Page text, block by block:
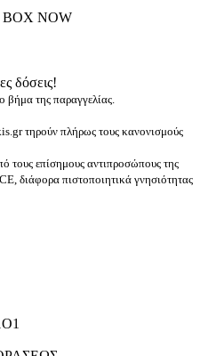
BOX NOW
δόσεις!
βήμα της παραγγελίας.
τηρούν πλήρως τους κανονισμούς
τους επίσημους αντιπροσώπους της
διάφορα πιστοποιητικά γνησιότητας